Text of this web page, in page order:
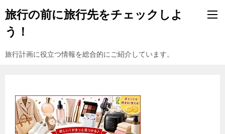
旅行の前に旅行先をチェックしよ
う！
旅行計画に役立つ情報を総合的にご紹介しています。